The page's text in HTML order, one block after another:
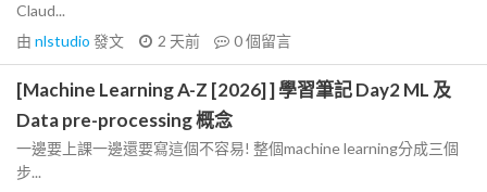
Claud...
由 nlstudio 發文 2 天前 0個留言
[Machine Learning A-Z [2026] ] 學習筆記 Day2 ML 及
Data pre-processing 概念
一邊要上課一邊還要寫這個不容易! 整個machine learning分成三個
步...